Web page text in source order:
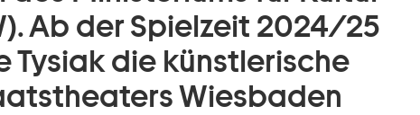
Ab der Spielzeit 2024/25
Tysiak die künstlerische
Wiesbaden